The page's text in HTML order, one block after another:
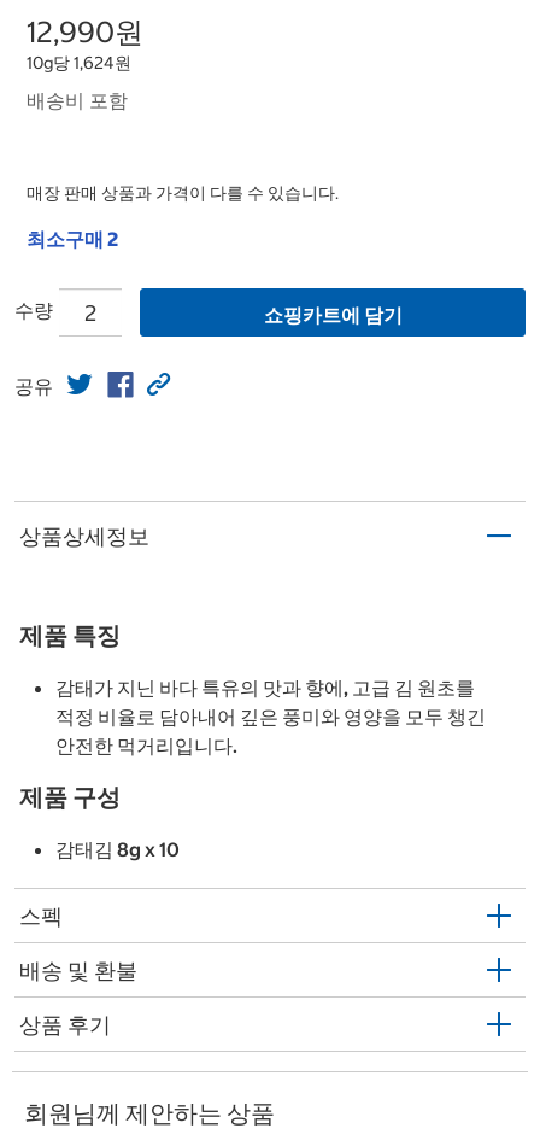
12,990원
10g당 1,624원
배송비 포함
매장 판매 상품과 가격이 다를 수 있습니다.
최소구매 2
수량 쇼핑카트에 담기
공유
상품상세정보
제품 특징
감태가 지닌 바다 특유의 맛과 향에, 고급 김 원초를
적정 비율로 담아내어 깊은 풍미와 영양을 모두 챙긴
안전한 먹거리입니다.
제품 구성
감태김 8g x 10
스펙
배송 및 환불
상품 후기
회원님께 제안하는 상품